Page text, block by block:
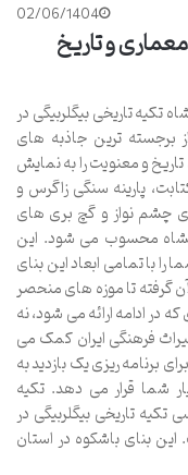
02/06/1404
و تاریخ
تکیه تاریخی بیگلربیگی در
برجسته ترین جاذبه های
و معنویت را به نمایش
پارینه سنگی زاگرس و
چشم نواز و گچ بری های
محسوب می شود. این
با تمامی ابعاد این بنای
گرفته تا موزه های منحصر
ادامه ارائه می شود، نه
فرهنگی ایران کمک می
برنامه ریزی یک بازدید به
شما قرار می دهد. تکیه
تاریخی بیگلربیگی در
بنای باشکوه در استان